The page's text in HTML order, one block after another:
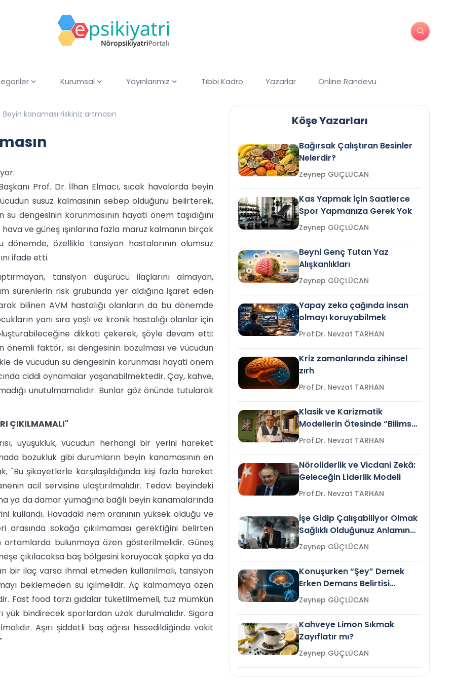
Kurumsal Yayınlarımız Tıbbi Kadro Yazarlar Online Randevu
Beyin kanaması riskiniz artmasın
Prof. Dr. İlhan Elmacı, sıcak havalarda beyin
susuz kalmasının sebep olduğunu belirterek,
dengesinin korunmasının hayati önem taşıdığını
hava ve güneş ışınlarına fazla maruz kalmanın birçok
özellikle tansiyon hastalarının olumsuz
ifade etti.
tansiyon düşürücü ilaçlarını almayan,
sürenlerin risk grubunda yer aldığına işaret eden
bilinen AVM hastalığı olanların da bu dönemde
yanı sıra yaşlı ve kronik hastalığı olanlar için
dikkati çekerek, şöyle devam etti:
faktör, ısı dengesinin bozulması ve vücudun
de vücudun su dengesinin korunması hayati önem
ciddi oynamalar yaşanabilmektedir. Çay, kahve,
unutulmamalıdır. Bunlar göz önünde tutularak
ÇIKILMAMALI"
uyuşukluk, vücudun herhangi bir yerini hareket
bozukluk gibi durumların beyin kanamasının en
"Bu şikayetlerle karşılaşıldığında kişi fazla hareket
acil servisine ulaştırılmalıdır. Tedavi beyindeki
ya da damar yumağına bağlı beyin kanamalarında
Havadaki nem oranının yüksek olduğu ve
arasında sokağa çıkılmaması gerektiğini belirten
ortamlarda bulunmaya özen gösterilmelidir. Güneş
çıkılacaksa baş bölgesini koruyacak şapka ya da
bir ilaç varsa ihmal etmeden kullanılmalı, tansiyon
beklemeden su içilmelidir. Aç kalmamaya özen
Fast food tarzı gıdalar tüketilmemeli, tuz mümkün
yük bindirecek sporlardan uzak durulmalıdır. Sigara
Aşırı şiddetli baş ağrısı hissedildiğinde vakit
Köşe Yazarları
Bağırsak Çalıştıran Besinler
Nelerdir?
Zeynep GÜÇLÜCAN
Kas Yapmak İçin Saatlerce
Spor Yapmanıza Gerek Yok
Zeynep GÜÇLÜCAN
Beyni Genç Tutan Yaz
Alışkanlıkları
Zeynep GÜÇLÜCAN
Yapay zeka çağında insan
olmayı koruyabilmek
Prof.Dr. Nevzat TARHAN
Kriz zamanlarında zihinsel
zırh
Prof.Dr. Nevzat TARHAN
Klasik ve Karizmatik
Modellerin Ötesinde “Bilimsel
Liderlik”
Prof.Dr. Nevzat TARHAN
Nöroliderlik ve Vicdani Zekâ:
Geleceğin Liderlik Modeli
Prof.Dr. Nevzat TARHAN
İşe Gidip Çalışabiliyor Olmak
Sağlıklı Olduğunuz Anlamına
Gelir mi?Zeynep GÜÇLÜCAN
Konuşurken “Şey” Demek
Erken Demans Belirtisi
Olabilir mi?Zeynep GÜÇLÜCAN
Kahveye Limon Sıkmak
Zayıflatır mı?
Zeynep GÜÇLÜCAN